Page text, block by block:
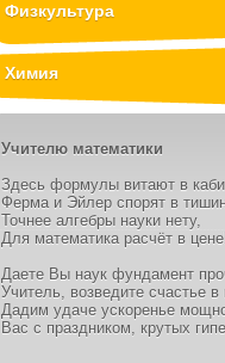
Физкультура
Химия
Учителю математики
Здесь формулы витают в
Ферма и Эйлер спорят в
Точнее алгебры науки нету,
Для математика расчёт в
Даете Вы наук фундамент
Учитель, возведите счастье в
Дадим удаче ускоренье
Вас с праздником, крутых